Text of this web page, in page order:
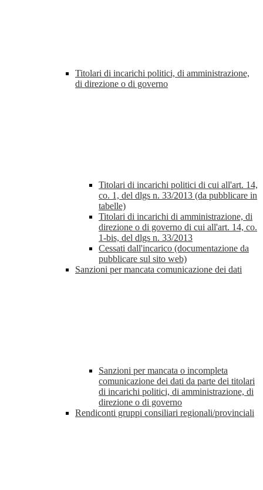
Titolari di incarichi politici, di amministrazione,
di direzione o di governo
Titolari di incarichi politici di cui all'art. 14,
co. 1, del dlgs n. 33/2013 (da pubblicare in
tabelle)
Titolari di incarichi di amministrazione, di
direzione o di governo di cui all'art. 14, co.
1-bis, del dlgs n. 33/2013
Cessati dall'incarico (documentazione da
pubblicare sul sito web)
Sanzioni per mancata comunicazione dei dati
Sanzioni per mancata o incompleta
comunicazione dei dati da parte dei titolari
di incarichi politici, di amministrazione, di
direzione o di governo
Rendiconti gruppi consiliari regionali/provinciali